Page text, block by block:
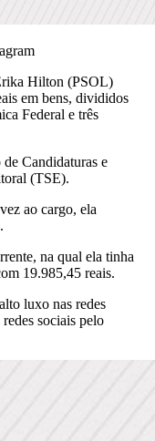
Hilton (PSOL)
em bens, divididos
Federal e três
Candidaturas e
(TSE).
ao cargo, ela
na qual ela tinha
19.985,45 reais.
luxo nas redes
sociais pelo